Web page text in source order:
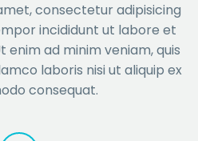
consectetur adipisicing
incididunt ut labore et
enim ad minim veniam, quis
laboris nisi ut aliquip ex
consequat.